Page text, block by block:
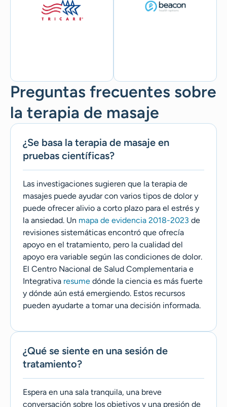
Preguntas frecuentes sobre
la terapia de masaje
¿Se basa la terapia de masaje en
pruebas científicas?
Las investigaciones sugieren que la terapia de
masajes puede ayudar con varios tipos de dolor y
puede ofrecer alivio a corto plazo para el estrés y
la ansiedad. Un mapa de evidencia 2018-2023 de
revisiones sistemáticas encontró que ofrecía
apoyo en el tratamiento, pero la cualidad del
apoyo era variable según las condiciones de dolor.
El Centro Nacional de Salud Complementaria e
Integrativa resume dónde la ciencia es más fuerte
y dónde aún está emergiendo. Estos recursos
pueden ayudarte a tomar una decisión informada.
¿Qué se siente en una sesión de
tratamiento?
Espera en una sala tranquila, una breve
conversación sobre los objetivos y una presión de